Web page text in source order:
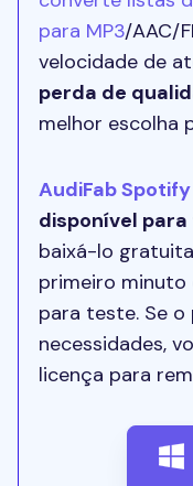
para MP3/AAC/
velocidade de
perda de
melhor escolha
AudiFab
disponível
baixá-lo
primeiro minuto
para teste. Se
necessidades,
licença para